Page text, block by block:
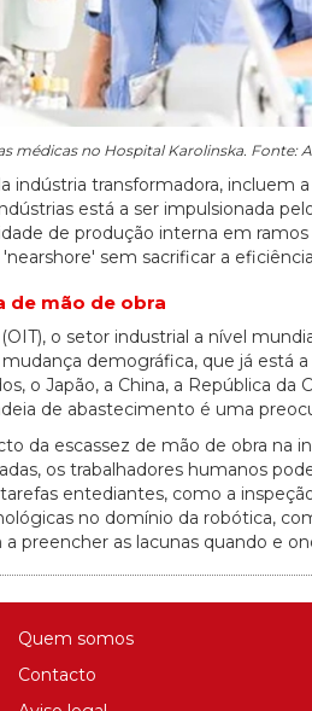
médicas no Hospital Karolinska. Fonte:
transformadora, incluem
está a ser impulsionada
de produção interna em
sem sacrificar a
de mão de obra
o setor industrial a nível
demográfica, que já está
o Japão, a China, a República da
de abastecimento é uma
da escassez de mão de obra na
os trabalhadores humanos
entediantes, como a
no domínio da robótica,
preencher as lacunas quando e
Quem somos
Contacto